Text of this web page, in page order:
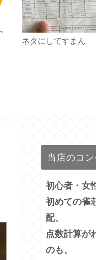
ネタにしてすまん
当店のコン
初心者・女
初めての雀
配、
点数計算が
のも、